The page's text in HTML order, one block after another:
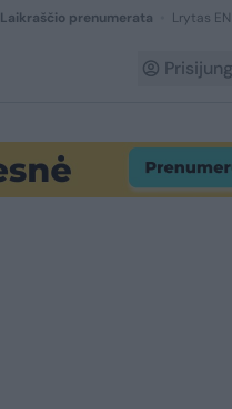
Laikraščio prenumerata Lrytas EN